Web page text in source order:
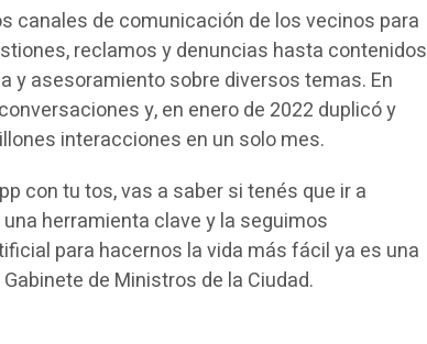
canales de comunicación de los vecinos para
reclamos y denuncias hasta contenidos
y asesoramiento sobre diversos temas. En
y, en enero de 2022 duplicó y
interacciones en un solo mes.
con tu tos, vas a saber si tenés que ir a
herramienta clave y la seguimos
para hacernos la vida más fácil ya es una
de Ministros de la Ciudad.